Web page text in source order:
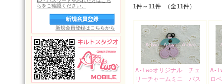
1件～11件 （全11件）
A-twoオリジナル チェ
リーチャームミニ パス
A-
ロ